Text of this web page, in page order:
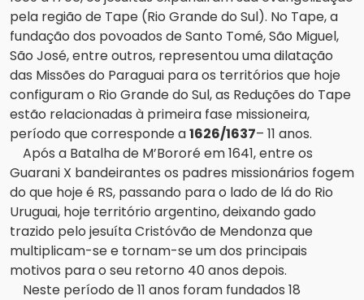
pela região de Tape (Rio Grande do Sul). No Tape, a
fundação dos povoados de Santo Tomé, São Miguel,
São José, entre outros, representou uma dilatação
das Missões do Paraguai para os territórios que hoje
configuram o Rio Grande do Sul, as Reduções do Tape
estão relacionadas à primeira fase missioneira,
período que corresponde a1626/1637– 11 anos.
Após a Batalha de M’Bororé em 1641, entre os
Guarani X bandeirantes os padres missionários fogem
do que hoje é RS, passando para o lado de lá do Rio
Uruguai, hoje território argentino, deixando gado
trazido pelo jesuíta Cristóvão de Mendonza que
multiplicam-se e tornam-se um dos principais
motivos para o seu retorno 40 anos depois.
Neste período de 11 anos foram fundados 18